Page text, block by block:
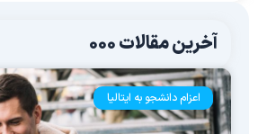
آخرین مقالات 000
اعزام دانشجو به ایتالیا